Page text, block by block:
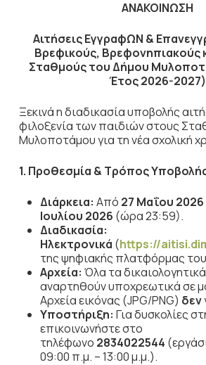
ΑΝΑΚΟΙΝΩΣΗ
Αιτήσεις ΕγγραφΩΝ &
Βρεφικούς, Βρεφονηπιακούς
Σταθμούς του Δήμου
Έτος 2026-2027)
Ξεκινά η διαδικασία υποβολής
φιλοξενία των παιδιών στους
Μυλοποτάμου για τη νέα σχολική
1. Προθεσμία & Τρόπος
Διάρκεια: Από 27 Μαΐου 2026
Ιουλίου 2026 (ώρα 23:59).
Διαδικασία:
Ηλεκτρονικά (https://
της ψηφιακής πλατφόρμας
Αρχεία: Όλα τα
αναρτηθούν υποχρεωτικά σε
Αρχεία εικόνας (JPG/PNG) δεν
Υποστήριξη: Για δυσκολίες
επικοινωνήστε στο
τηλέφωνο 2834022544
09:00 π.μ. – 13:00 μ.μ.).